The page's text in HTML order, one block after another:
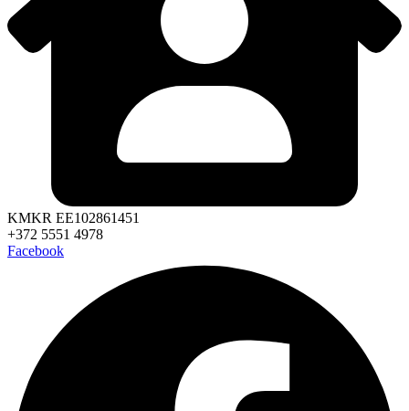
KMKR EE102861451
+372 5551 4978
Facebook